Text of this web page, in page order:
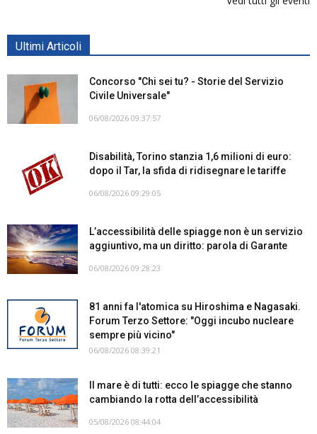
Ultimi Articoli
Concorso "Chi sei tu? - Storie del Servizio
Civile Universale"
06/08/2026 09:37:57
Disabilità, Torino stanzia 1,6 milioni di euro:
dopo il Tar, la sfida di ridisegnare le tariffe
06/08/2026 09:29:05
L’accessibilità delle spiagge non è un servizio
aggiuntivo, ma un diritto: parola di Garante
06/08/2026 09:28:23
81 anni fa l'atomica su Hiroshima e Nagasaki.
Forum Terzo Settore: "Oggi incubo nucleare
sempre più vicino"
06/08/2026 08:39:21
Il mare è di tutti: ecco le spiagge che stanno
cambiando la rotta dell’accessibilità
05/08/2026 08:44:04